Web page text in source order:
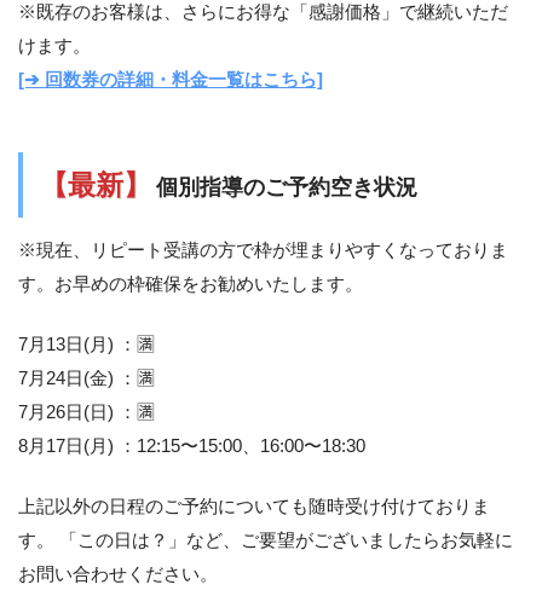
※既存のお客様は、さらにお得な「感謝価格」で継続いただ
けます。
[➔ 回数券の詳細・料金一覧はこちら]
【最新】 個別指導のご予約空き状況
※現在、リピート受講の方で枠が埋まりやすくなっておりま
す。お早めの枠確保をお勧めいたします。
7月13日(月) ：🈵
7月24日(金) ：🈵
7月26日(日) ：🈵
8月17日(月) ：12:15〜15:00、16:00〜18:30
上記以外の日程のご予約についても随時受け付けておりま
す。 「この日は？」など、ご要望がございましたらお気軽に
お問い合わせください。